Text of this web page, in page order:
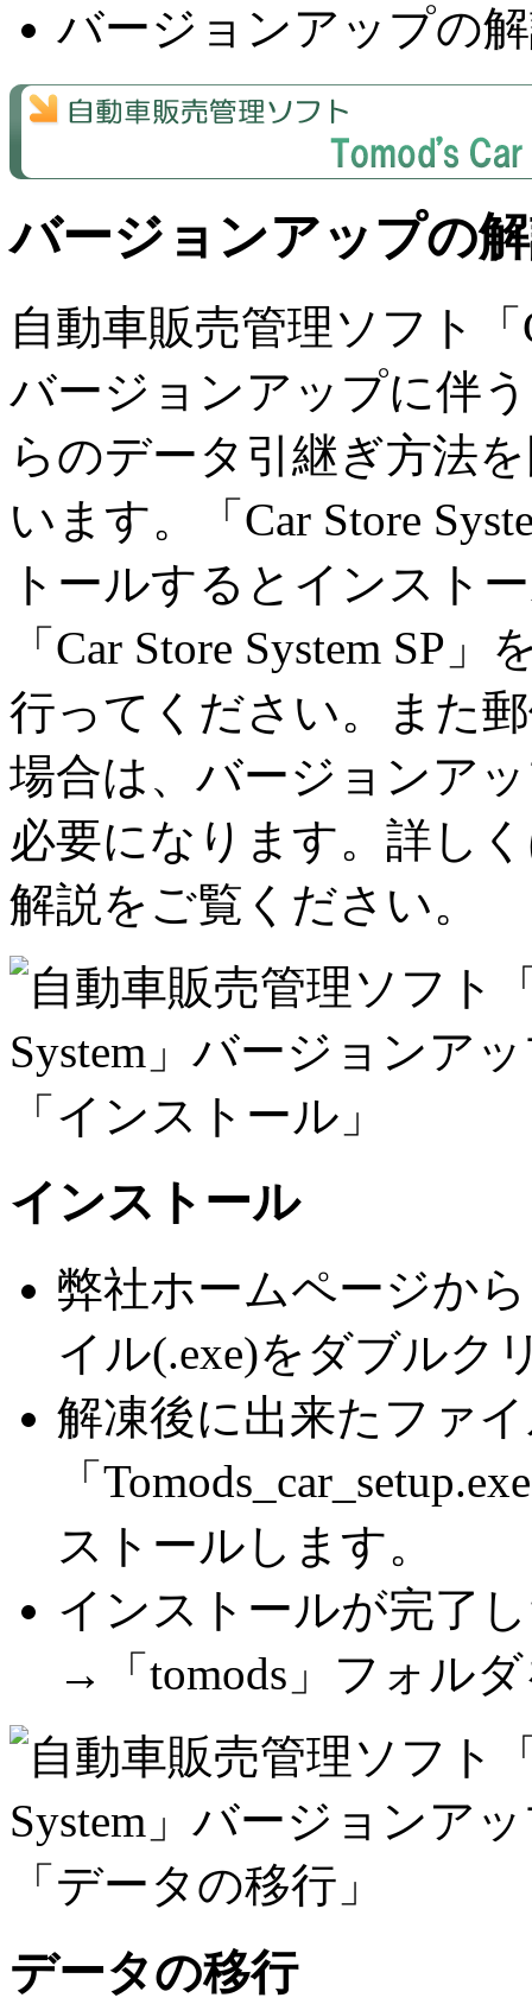
バージョンアップの
バージョンアップの
自動車販売管理ソフト「
バージョンアップに伴
らのデータ引継ぎ方法
います。「Car Store
トールするとインスト
「Car Store System SP
行ってください。また
場合は、バージョンア
必要になります。詳し
解説をご覧ください。
インストール
弊社ホームページか
イル(.exe)をダブルク
解凍後に出来たファ
「
ストールします。
インストールが完了
→「tomods」フォル
データの移行